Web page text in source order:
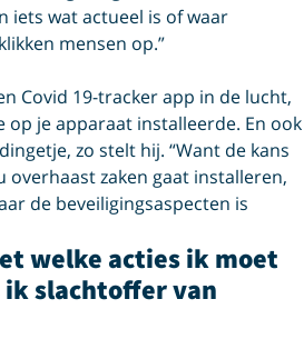
iets wat actueel is of waar
mensen op.”
Covid 19-tracker app in de lucht,
op je apparaat installeerde. En ook
zo stelt hij. “Want de kans
overhaast zaken gaat installeren,
de beveiligingsaspecten is
welke acties ik moet
slachtoffer van